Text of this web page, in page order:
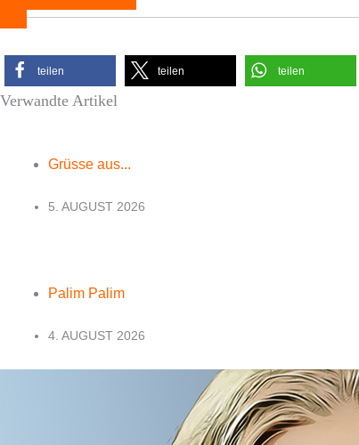
teilen teilen teilen
Verwandte Artikel
Grüsse aus...
5. AUGUST 2026
Palim Palim
4. AUGUST 2026